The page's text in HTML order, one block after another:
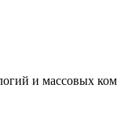
и массовых